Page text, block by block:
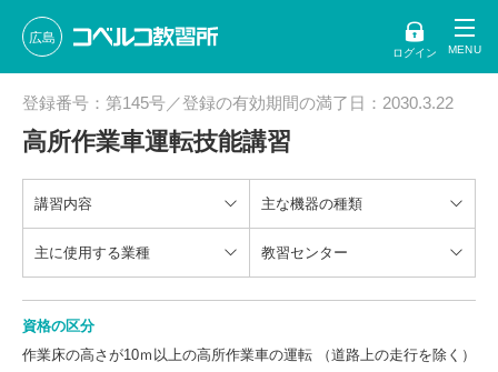
広島
ログイン
登録番号：第145号／登録の有効期間の満了日：2030.3.22
高所作業車運転技能講習
講習内容 主な機器の種類
主に使用する業種 教習センター
資格の区分
作業床の高さが10ｍ以上の高所作業車の運転 （道路上の走行を除く）